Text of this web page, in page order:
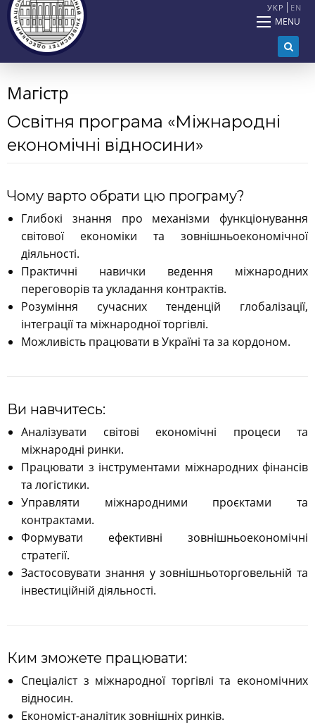
УКР EN
MENU
Магістр
Освітня програма «Міжнародні
економічні відносини»
Чому варто обрати цю програму?
Глибокі знання про механізми функціонування
світової економіки та зовнішньоекономічної
діяльності.
Практичні навички ведення міжнародних
переговорів та укладання контрактів.
Розуміння сучасних тенденцій глобалізації,
інтеграції та міжнародної торгівлі.
Можливість працювати в Україні та за кордоном.
Ви навчитесь:
Аналізувати світові економічні процеси та
міжнародні ринки.
Працювати з інструментами міжнародних фінансів
та логістики.
Управляти міжнародними проєктами та
контрактами.
Формувати ефективні зовнішньоекономічні
стратегії.
Застосовувати знання у зовнішньоторговельній та
інвестиційній діяльності.
Ким зможете працювати:
Спеціаліст з міжнародної торгівлі та економічних
відносин.
Економіст-аналітик зовнішніх ринків.